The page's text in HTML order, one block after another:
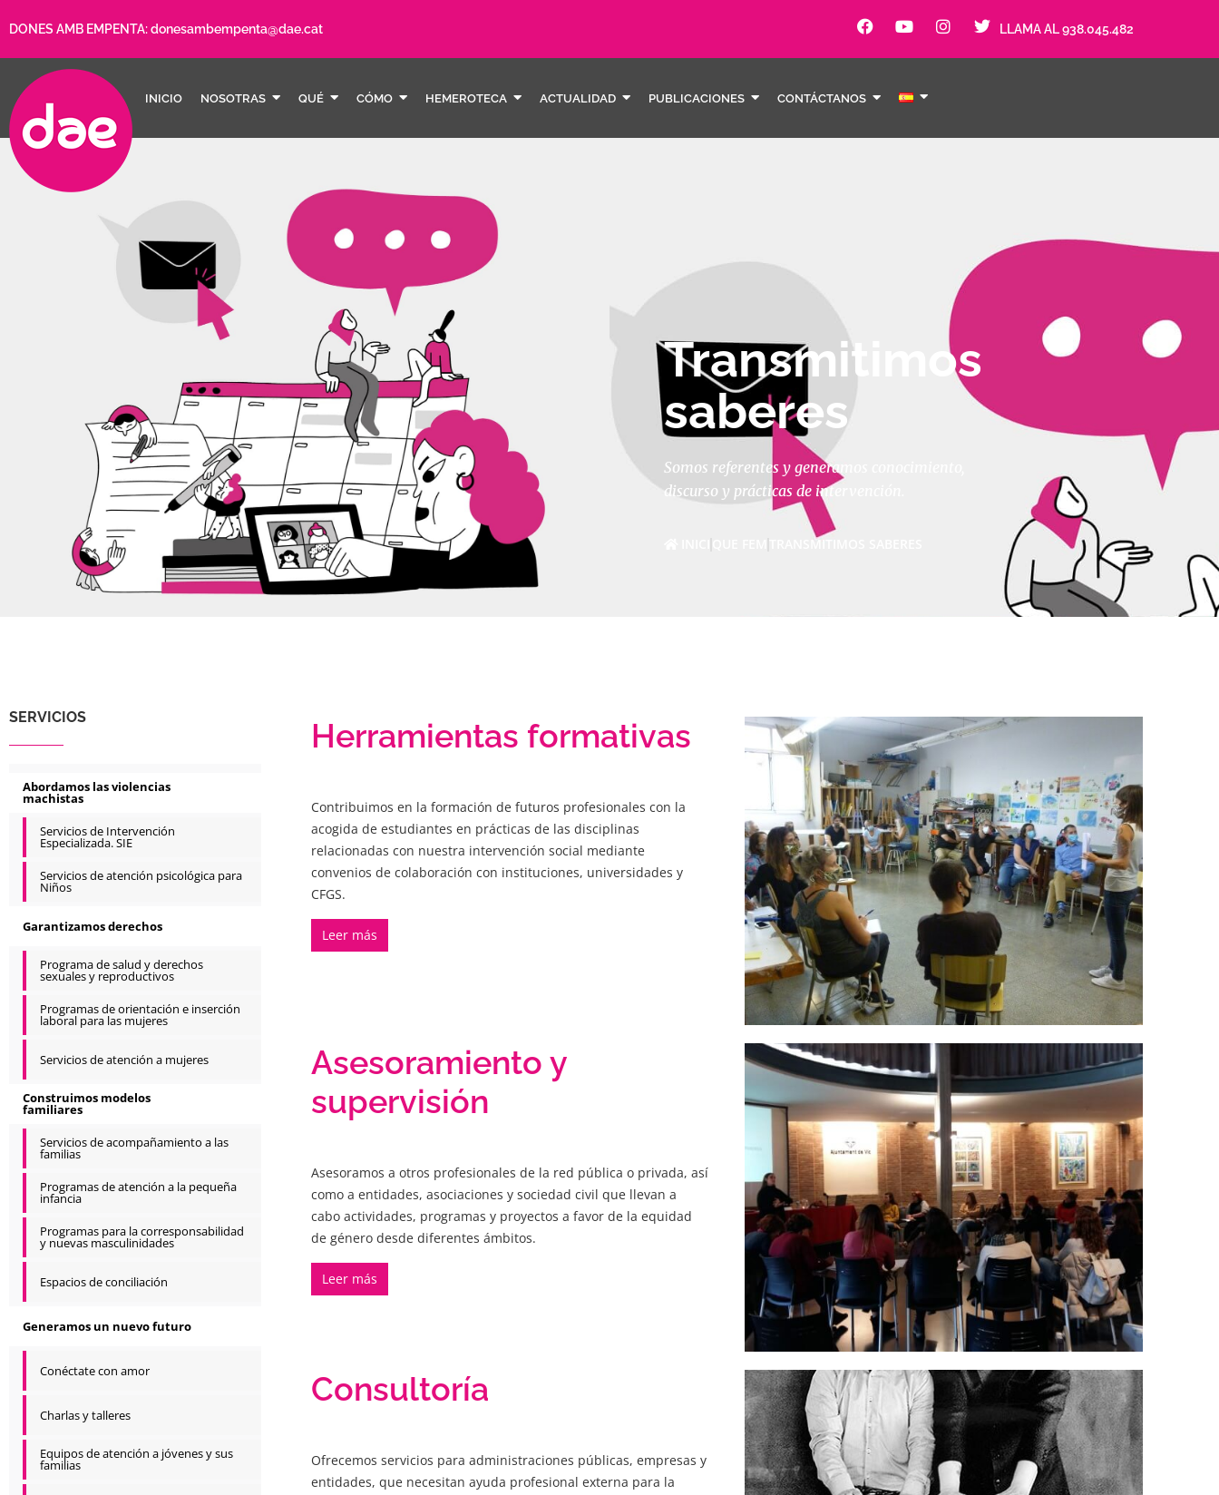
DONES AMB EMPENTA:donesambempenta@dae.cat LLAMA AL 938.045.482
INICIO NOSOTRAS QUÉ CÓMO HEMEROTECA ACTUALIDAD PUBLICACIONES CONTÁCTANOS
Transmitimos
saberes
Somos referentes y generamos conocimiento,
discurso y prácticas de intervención.
TRANSMITIMOS SABERES
SERVICIOS
Abordamos las violencias
machistas
Servicios de Intervención
Especializada. SIE
Servicios de atención psicológica para
Niños
Garantizamos derechos
Programa de salud y derechos
sexuales y reproductivos
Programas de orientación e inserción
laboral para las mujeres
Servicios de atención a mujeres
Construimos modelos
familiares
Servicios de acompañamiento a las
familias
Programas de atención a la pequeña
infancia
Programas para la corresponsabilidad
y nuevas masculinidades
Espacios de conciliación
Generamos un nuevo futuro
Conéctate con amor
Charlas y talleres
Equipos de atención a jóvenes y sus
familias
Herramientas formativas
Contribuimos en la formación de futuros profesionales con la
acogida de estudiantes en prácticas de las disciplinas
relacionadas con nuestra intervención social mediante
convenios de colaboración con instituciones, universidades y
CFGS.
Leer más
Asesoramiento y
supervisión
Asesoramos a otros profesionales de la red pública o privada, así
como a entidades, asociaciones y sociedad civil que llevan a
cabo actividades, programas y proyectos a favor de la equidad
de género desde diferentes ámbitos.
Leer más
Consultoría
Ofrecemos servicios para administraciones públicas, empresas y
entidades, que necesitan ayuda profesional externa para la